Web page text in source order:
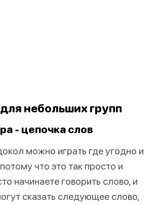
небольших групп
- цепочка слов
можно играть где угодно и
что это так просто и
начинаете говорить слово, и
сказать следующее слово,